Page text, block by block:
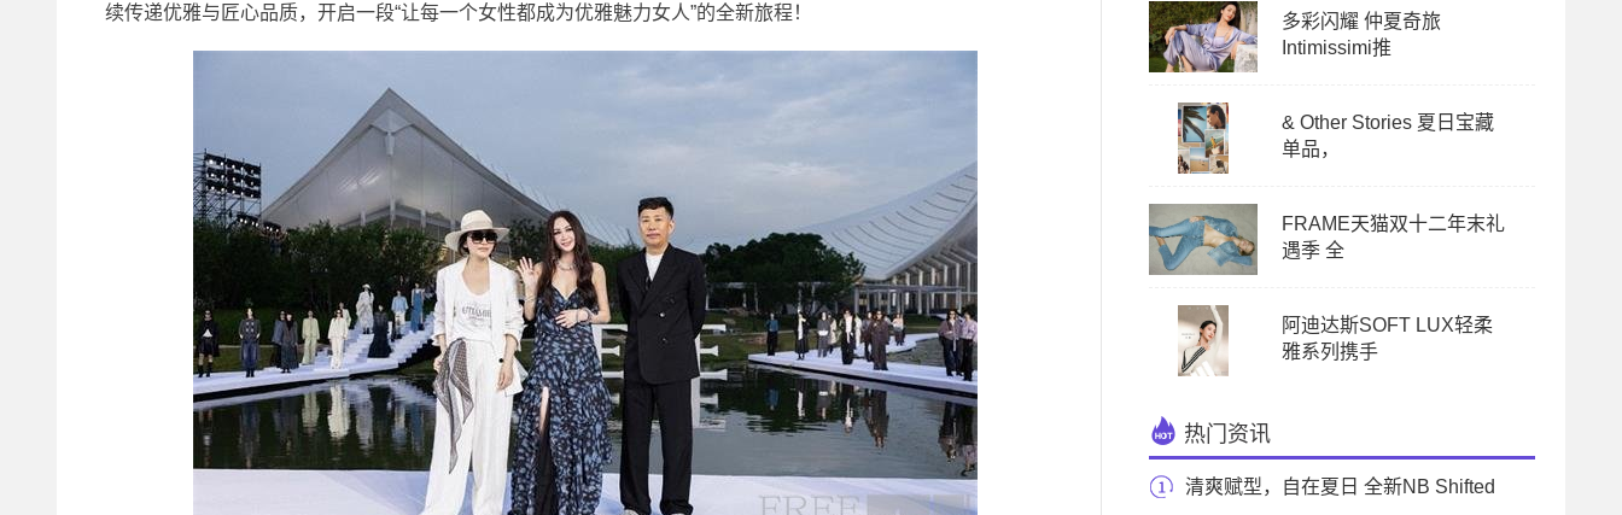
续传递优雅与匠心品质，开启一段“让每一个女性都成为优雅魅力女人”的全新旅程！
多彩闪耀 仲夏奇旅
Intimissimi推
& Other Stories 夏日宝藏
单品，
FRAME天猫双十二年末礼
遇季 全
阿迪达斯SOFT LUX轻柔
雅系列携手
热门资讯
清爽赋型，自在夏日 全新NB Shifted